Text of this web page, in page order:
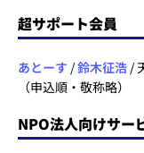
超サポート会員
あとーす /鈴木征浩 /
（申込順・敬称略）
NPO法人向けサー